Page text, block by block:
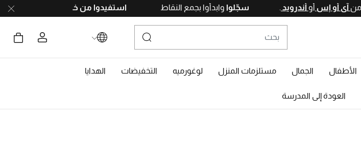
آي أو إسأو .سجّلواوابدأوا بجمع النقاطاستفيدوا من خيار الدفع
الأطفال الجمال مستلزمات المنزل لوغورميه التخفيضات الهدايا
العودة إلى المدرسة